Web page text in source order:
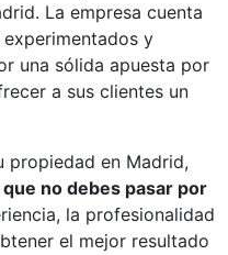
La empresa cuenta
y
una sólida apuesta por
a sus clientes un
propiedad en Madrid,
no debes pasar por
la profesionalidad
el mejor resultado